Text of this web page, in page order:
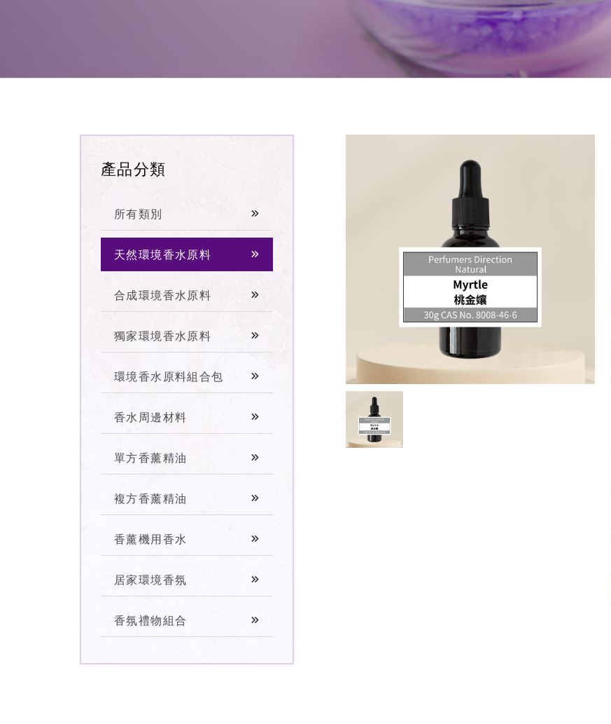
產品分類
所有類別
天然環境香水原料
合成環境香水原料
獨家環境香水原料
環境香水原料組合包
香水周邊材料
單方香薰精油
複方香薰精油
香薰機用香水
居家環境香氛
香氛禮物組合